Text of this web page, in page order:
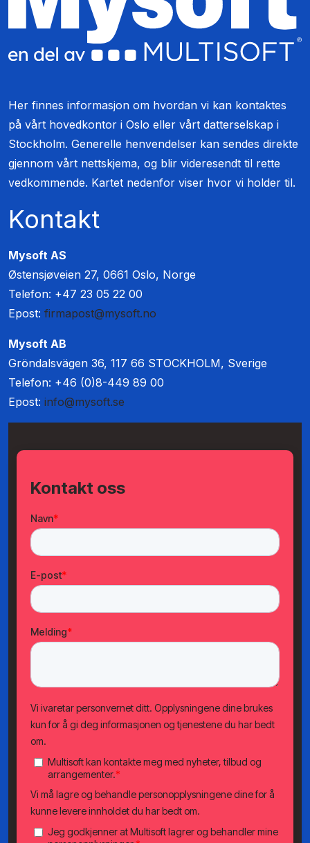
Her finnes informasjon om hvordan vi kan kontaktes
på vårt hovedkontor i Oslo eller vårt datterselskap i
Stockholm. Generelle henvendelser kan sendes direkte
gjennom vårt nettskjema, og blir videresendt til rette
vedkommende. Kartet nedenfor viser hvor vi holder til.
Kontakt
Mysoft AS
Østensjøveien 27, 0661 Oslo, Norge
Telefon: +47 23 05 22 00
Epost: firmapost@mysoft.no
Mysoft AB
Gröndalsvägen 36, 117 66 STOCKHOLM, Sverige
Telefon: +46 (0)8-449 89 00
Epost: info@mysoft.se